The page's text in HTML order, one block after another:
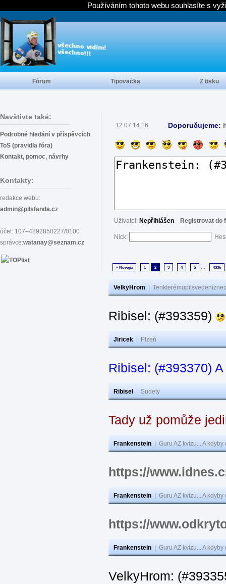
Navštivte také:
Podrobné hledání v příspěvcích
ToS (pravidla fóra)
Kontakt, pomoc, návrhy
Kontakty:
redakce webu:
admin@pilsfanda.cz
účet: 107–4892850227/0100
správce:watanay@seznam.cz
12.07 14:16 Doporučujeme:
Uživatel: Nepřihlášen Registrovat do
Nick:
« Novější 1 2 3 4 5 ... 4336
VelkyHrom
Ribisel: (#393359)
Jiricek Plzeň
Ribisel: (#393370)
Ribisel Sudety
Tady už pomůže
Frankenstein Guru AZ kvízu... A
https://
Frankenstein Guru AZ kvízu... A
https://
Frankenstein Guru AZ kvízu... A
VelkyHrom:
Fórum Tipovačka Z tisku
Používáním tohoto webu souhlasíte s